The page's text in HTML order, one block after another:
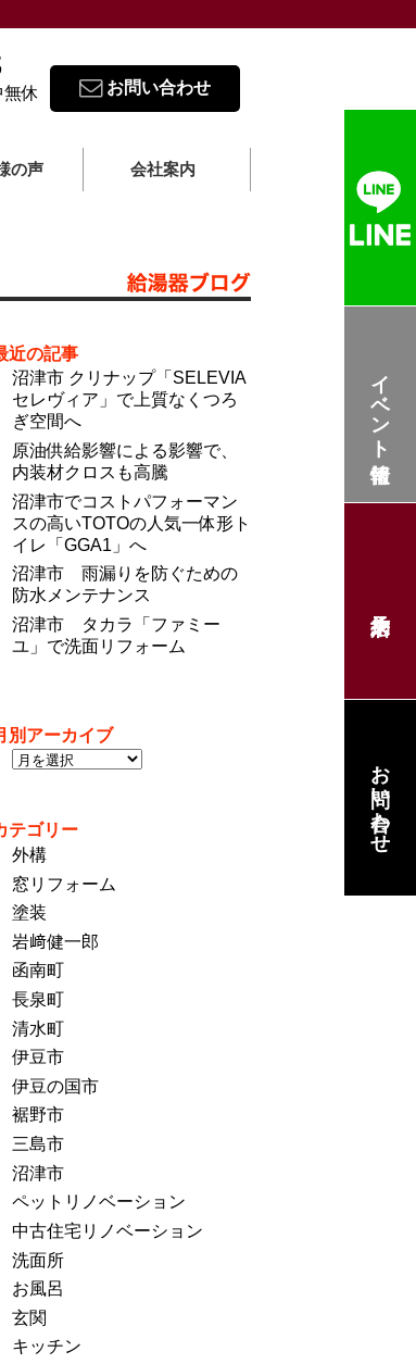
イベント情報
お問い合わせ
休 お問い合わせ
の声 会社案内
近の記事
沼津市 クリナップ「SELEVIA
セレヴィア」で上質なくつろ
ぎ空間へ
原油供給影響による影響で、
内装材クロスも高騰
沼津市でコストパフォーマン
スの高いTOTOの人気一体形ト
イレ「GGA1」へ
沼津市 雨漏りを防ぐための
防水メンテナンス
沼津市 タカラ「ファミー
ユ」で洗面リフォーム
別アーカイブ
テゴリー
外構
窓リフォーム
塗装
岩﨑健一郎
函南町
長泉町
清水町
伊豆市
伊豆の国市
裾野市
三島市
沼津市
ペットリノベーション
中古住宅リノベーション
洗面所
お風呂
玄関
キッチン